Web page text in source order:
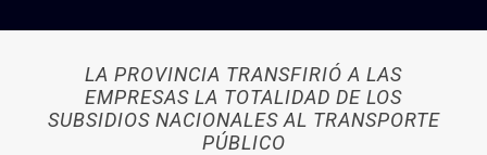
LA PROVINCIA TRANSFIRIÓ A LAS
EMPRESAS LA TOTALIDAD DE LOS
SUBSIDIOS NACIONALES AL TRANSPORTE
PÚBLICO